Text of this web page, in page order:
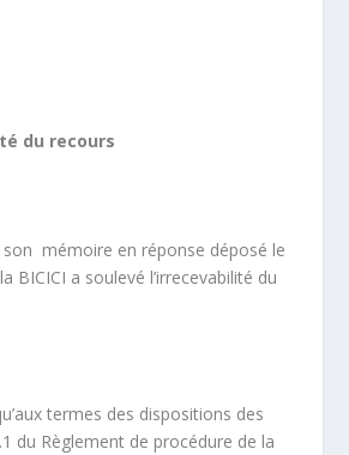
du recours
mémoire en réponse déposé le
BICICI a soulevé l’irrecevabilité du
termes des dispositions des
du Règlement de procédure de la